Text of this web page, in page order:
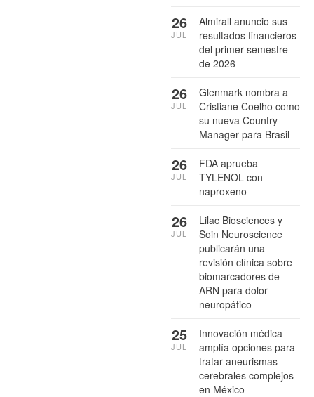
Almirall anuncio sus
resultados financieros
del primer semestre
de 2026
26
JUL
Glenmark nombra a
Cristiane Coelho como
su nueva Country
Manager para Brasil
26
JUL
FDA aprueba
TYLENOL con
naproxeno
26
JUL
Lilac Biosciences y
Soin Neuroscience
publicarán una
revisión clínica sobre
biomarcadores de
ARN para dolor
neuropático
26
JUL
Innovación médica
amplía opciones para
tratar aneurismas
cerebrales complejos
en México
25
JUL